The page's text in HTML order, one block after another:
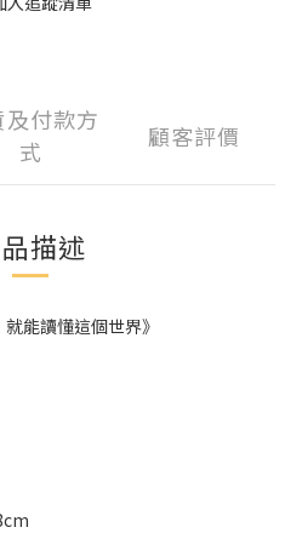
及付款方
式
顧客評價
描述
能讀懂這個世界》